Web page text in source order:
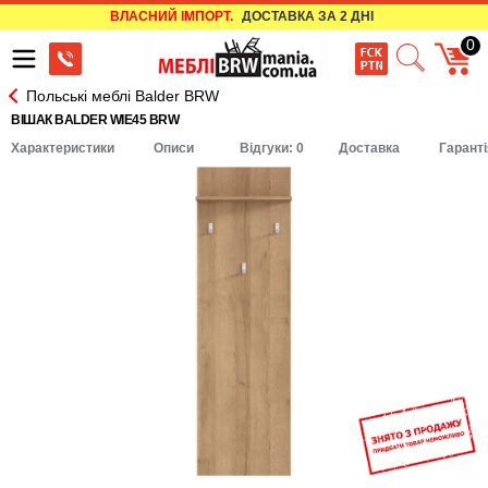
ВЛАСНИЙ ІМПОРТ. ДОСТАВКА ЗА 2 ДНІ
0
Польські меблі Balder BRW
ВІШАК BALDER WIE45 BRW
Характеристики
Описи Відгуки: 0 Доставка